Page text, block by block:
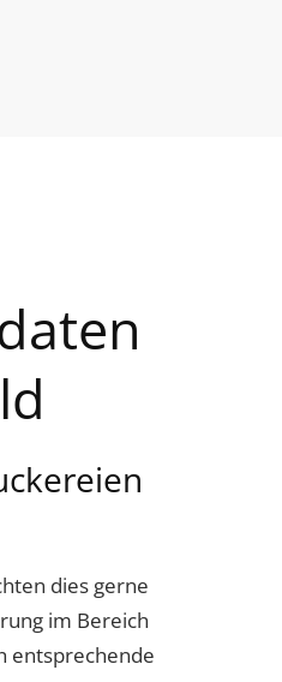
dies gerne
im Bereich
entsprechende